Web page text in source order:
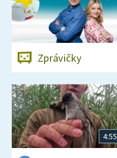
Zprávičky
4:55